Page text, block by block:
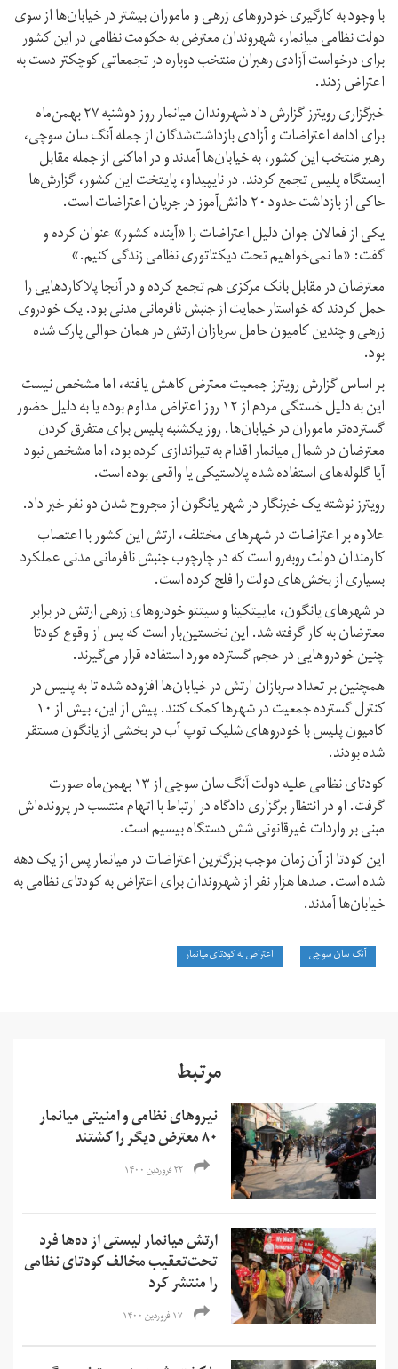
با وجود به کارگیری خودروهای زرهی و ماموران بیشتر در خیابان‌ها از سوی
دولت نظامی میانمار، شهروندان معترض به حکومت نظامی در این کشور
برای درخواست آزادی رهبران منتخب دوباره در تجمعاتی کوچکتر دست به
اعتراض زدند.
خبرگزاری رویترز گزارش داد شهروندان میانمار روز دوشنبه ۲۷ بهمن‌ماه
برای ادامه اعتراضات و آزادی بازداشت‌شدگان از جمله آنگ سان سوچی،‌
رهبر منتخب این کشور، به خیابان‌ها آمدند و در اماکنی از جمله مقابل
ایستگاه پلیس تجمع کردند. در نایپیداو، پایتخت این کشور،‌ گزارش‌ها
حاکی از بازداشت حدود ۲۰ دانش‌آموز در جریان اعتراضات است.
یکی از فعالان جوان دلیل اعتراضات را «آینده کشور» عنوان کرده و
گفت: «ما نمی‌خواهیم تحت دیکتاتوری نظامی زندگی کنیم.»
معترضان در مقابل بانک مرکزی هم تجمع کرده و در آنجا پلاکاردهایی را
حمل کردند که خواستار حمایت از جنبش نافرمانی مدنی بود. یک خودروی
زرهی و چندین کامیون حامل سربازان ارتش در همان حوالی پارک شده
بود.
بر اساس گزارش رویترز جمعیت معترض کاهش یافته،‌ اما مشخص نیست
این به دلیل خستگی مردم از ۱۲ روز اعتراض مداوم بوده یا به دلیل حضور
گسترده‌تر ماموران در خیابان‌ها. روز یکشنبه پلیس برای متفرق کردن
معترضان در شمال میانمار اقدام به تیراندازی کرده بود، اما مشخص نبود
آیا گلوله‌های استفاده شده پلاستیکی یا واقعی بوده است.
رویترز نوشته یک خبرنگار در شهر یانگون از مجروح شدن دو نفر خبر داد.
علاوه بر اعتراضات در شهرهای مختلف،‌ ارتش این کشور با اعتصاب
کارمندان دولت روبه‌رو است که در چارچوب جنبش نافرمانی مدنی عملکرد
بسیاری از بخش‌های دولت را فلج کرده است.
در شهرهای یانگون، ماییتکینا و سیتتو خودروهای زرهی ارتش در برابر
معترضان به کار گرفته شد. این نخستین‌بار است که پس از وقوع کودتا
چنین خودروهایی در حجم گسترده مورد استفاده قرار می‌گیرند.
همچنین بر تعداد سربازان ارتش در خیابان‌ها افزوده شده تا به پلیس در
کنترل گسترده جمعیت در شهرها کمک کنند. پیش از این، بیش از ۱۰
کامیون پلیس با خودروهای شلیک توپ آب در بخشی از یانگون مستقر
شده بودند.
کودتای نظامی علیه دولت آنگ سان سوچی از ۱۳ بهمن‌ماه صورت
گرفت. او در انتظار برگزاری دادگاه در ارتباط با اتهام منتسب در پرونده‌اش
مبنی بر واردات غیرقانونی شش دستگاه بیسیم است.
این کودتا از آن زمان موجب بزرگترین اعتراضات در میانمار پس از یک دهه
شده است. صدها هزار نفر از شهروندان برای اعتراض به کودتای نظامی به
خیابان‌ها آمدند.
آنگ سان سو چی اعتراض به کودتای میانمار
مرتبط
نیروهای نظامی و امنیتی میانمار
۸۰ معترض دیگر را کشتند
۲۲ فروردین ۱۴۰۰
ارتش میانمار لیستی از ده‌ها فرد
تحت‌تعقیب مخالف کودتای نظامی
را منتشر کرد
۱۷ فروردین ۱۴۰۰